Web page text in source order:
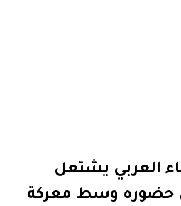
العربي يشتعل
حضوره وسط معركة